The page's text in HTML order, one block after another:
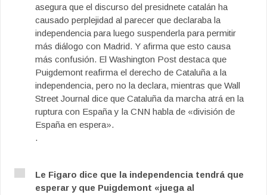
asegura que el discurso del presidnete catalán ha
causado perplejidad al parecer que declaraba la
independencia para luego suspenderla para permitir
más diálogo con Madrid. Y afirma que esto causa
más confusión. El Washington Post destaca que
Puigdemont reafirma el derecho de Cataluña a la
independencia, pero no la declara, mientras que Wall
Street Journal dice que Cataluña da marcha atrá en la
ruptura con España y la CNN habla de «división de
España en espera».
.
Le Figaro dice que la independencia tendrá que
esperar y que Puigdemont «juega al